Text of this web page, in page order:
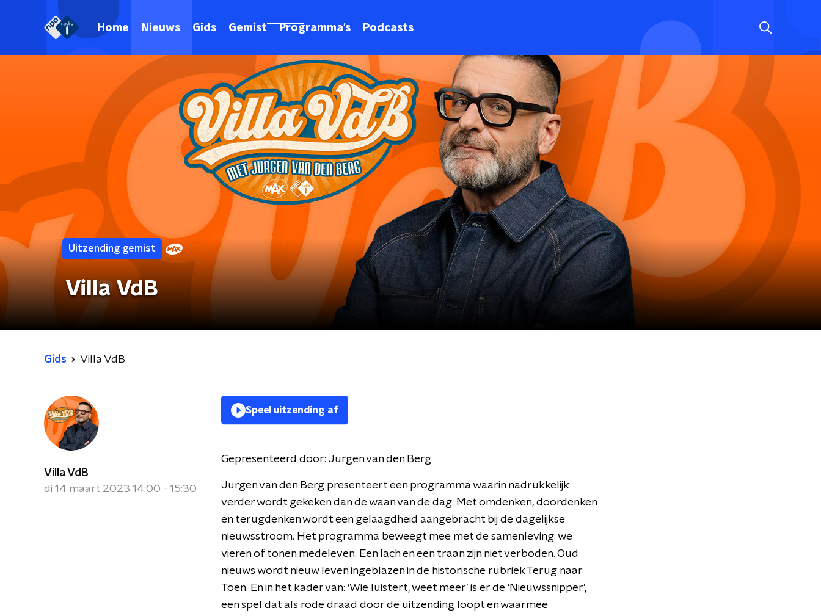
Home Nieuws Gids Gemist Programma's Podcasts
Uitzending gemist
Villa VdB
Gids Villa VdB
Villa VdB
di 14 maart 2023 14:00 - 15:30
Speel uitzending af
Gepresenteerd door: Jurgen van den Berg
Jurgen van den Berg presenteert een programma waarin nadrukkelijk
verder wordt gekeken dan de waan van de dag. Met omdenken, doordenken
en terugdenken wordt een gelaagdheid aangebracht bij de dagelijkse
nieuwsstroom. Het programma beweegt mee met de samenleving: we
vieren of tonen medeleven. Een lach en een traan zijn niet verboden. Oud
nieuws wordt nieuw leven ingeblazen in de historische rubriek Terug naar
Toen. En in het kader van: ‘Wie luistert, weet meer’ is er de 'Nieuwssnipper',
een spel dat als rode draad door de uitzending loopt en waarmee